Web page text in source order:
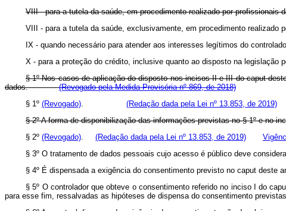
VIII - para a tutela da saúde, em procedimento realizado por profissionais
VIII - para a tutela da saúde, exclusivamente, em procedimento
IX - quando necessário para atender aos interesses legítimos do
X - para a proteção do crédito, inclusive quanto ao disposto na legislação
§ 1º Nos casos de aplicação do disposto nos incisos II e III docaput
dados.(Revogado pela Medida Provisória nº 869, de 2018)
§ 1º (Revogado). (Redação dada pela Lei nº 13.853, de 2019)
§ 2º A forma de disponibilização das informações previstas no § 1º e no
§ 2º (Revogado). (Redação dada pela Lei nº 13.853, de 2019)
§ 3º O tratamento de dados pessoais cujo acesso é público deve
§ 4º É dispensada a exigência do consentimento previsto no caput deste
§ 5º O controlador que obteve o consentimento referido no inciso I do
para esse fim, ressalvadas as hipóteses de dispensa do consentimento